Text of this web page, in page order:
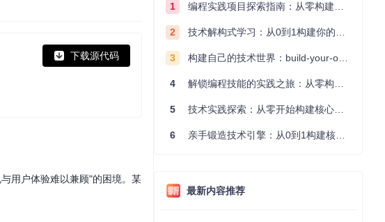
下载源代码
用户体验难以兼顾"的困境。某
1 编程实践项目探索指南：从零构建技术能力体系
2 技术解构式学习：从0到1构建你的编程知识体系
3 构建自己的技术世界：build-your-own-x项目的实践探索指南
4 解锁编程技能的实践之旅：从零构建你的技术世界
5 技术实践探索：从零开始构建核心系统的实践指南
6 亲手锻造技术引擎：从0到1构建核心系统的实践指南
最新内容推荐